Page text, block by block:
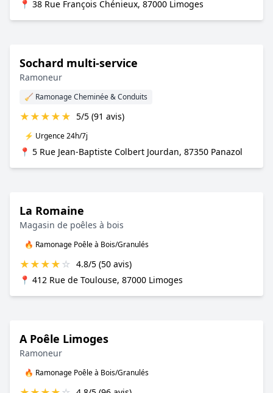
📍 38 Rue François Chénieux, 87000 Limoges
Sochard multi-service
Ramoneur
🧹 Ramonage Cheminée & Conduits
★★★★★ 5/5 (91 avis)
⚡ Urgence 24h/7j
📍 5 Rue Jean-Baptiste Colbert Jourdan, 87350 Panazol
La Romaine
Magasin de poêles à bois
🔥 Ramonage Poêle à Bois/Granulés
★★★★☆ 4.8/5 (50 avis)
📍 412 Rue de Toulouse, 87000 Limoges
A Poêle Limoges
Ramoneur
🔥 Ramonage Poêle à Bois/Granulés